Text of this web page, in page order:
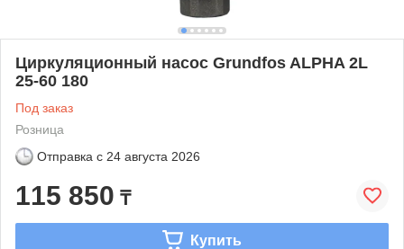
Циркуляционный насос Grundfos ALPHA 2L
25-60 180
Под заказ
Розница
Отправка с 24 августа 2026
115 850 ₸
Купить